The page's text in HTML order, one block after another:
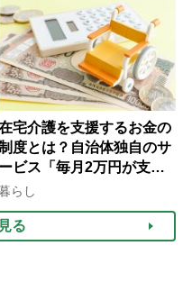
宅介護を支援するお金の
度とは？自治体独自のサ
ービス「毎月2万円が支給
される」ケースも【FP解
らし
る